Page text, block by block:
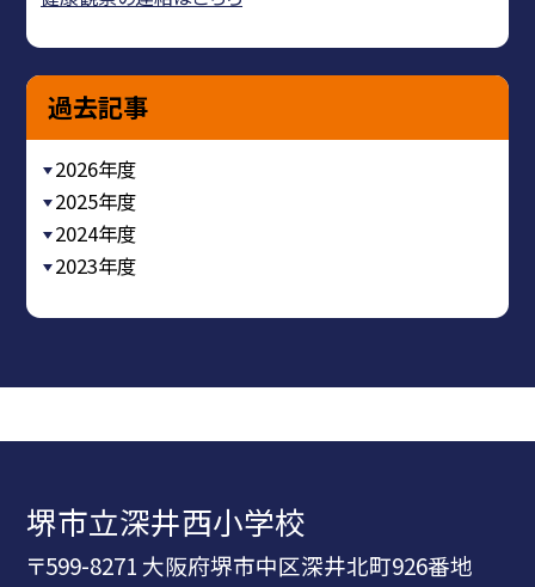
過去記事
2026年度
2025年度
2024年度
2023年度
堺市立深井西小学校
〒599-8271 大阪府堺市中区深井北町926番地